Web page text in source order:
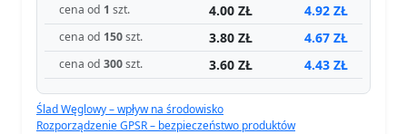
cena od 1 szt. 4.00 ZŁ 4.92 ZŁ
cena od 150szt. 3.80 ZŁ 4.67 ZŁ
cena od 300szt. 3.60 ZŁ 4.43 ZŁ
Ślad Węglowy – wpływ na środowisko
Rozporządzenie GPSR – bezpieczeństwo produktów